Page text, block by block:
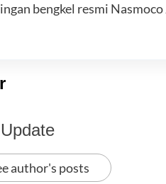
bengkel resmi Nasmoco
author's posts